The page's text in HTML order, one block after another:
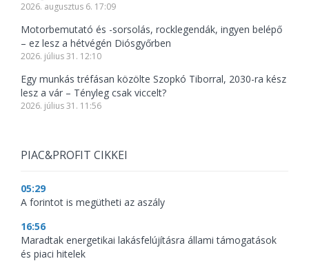
2026. augusztus 6. 17:09
Motorbemutató és -sorsolás, rocklegendák, ingyen belépő
– ez lesz a hétvégén Diósgyőrben
2026. július 31. 12:10
Egy munkás tréfásan közölte Szopkó Tiborral, 2030-ra kész
lesz a vár – Tényleg csak viccelt?
2026. július 31. 11:56
PIAC&PROFIT CIKKEI
05:29
A forintot is megütheti az aszály
16:56
Maradtak energetikai lakásfelújításra állami támogatások
és piaci hitelek